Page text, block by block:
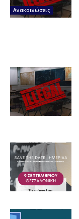
Ανακοινώσεις